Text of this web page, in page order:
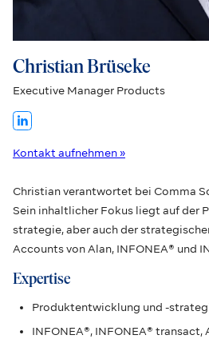
Christian Brüseke
Executive Manager Products
Kontakt aufnehmen »
Christian verantwortet bei Comma
Sein inhaltlicher Fokus liegt auf der
strategie, aber auch der
Accounts von Alan, INFONEA® und
Expertise
Produktentwicklung und -
INFONEA®, INFONEA® transact,